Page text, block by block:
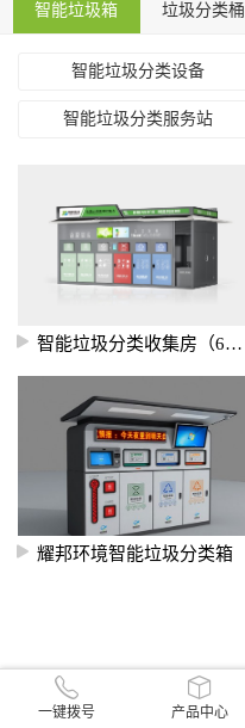
智能垃圾箱 垃圾分类桶
智能垃圾分类设备
智能垃圾分类服务站
智能垃圾分类收集房（6分类）
耀邦环境智能垃圾分类箱
一键拨号 产品中心